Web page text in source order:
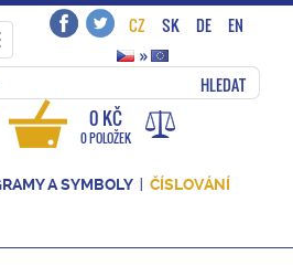
CZ SK DE
EN
»
HLEDAT
0 KČ
0 POLOŽEK
A SYMBOLY
ČÍSLOVÁNÍ